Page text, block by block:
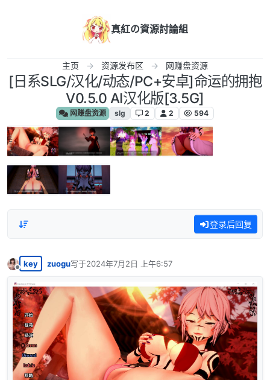
真紅の資源討論組
主页 资源发布区 网赚盘资源
[日系SLG/汉化/动态/PC+安卓]命运的拥抱
V0.5.0 AI汉化版[3.5G]
网赚盘资源 slg 2 2 594
登录后回复
离线
key zuogu写于2024年7月2日 上午6:57
最后由 编辑